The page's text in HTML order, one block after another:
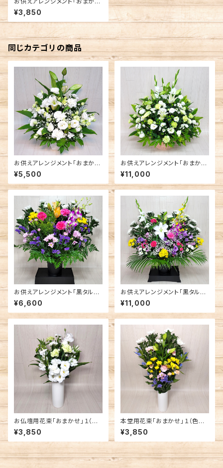
せ」１（色が選べます）
¥3,850
同じカテゴリの商品
お供えアレンジメント「おまか
せ」２（色が選べます）
¥5,500
お供えアレンジメント「おまか
せ」３（色が選べます）
¥11,000
お供えアレンジメント「黒タル」１
（色が選べます）
¥6,600
お供えアレンジメント「黒タル」２
（色が選べます）
¥11,000
お仏壇用花束「おまかせ」１（色
が選べます）
¥3,850
本堂用花束「おまかせ」１（色が
選べます）
¥3,850